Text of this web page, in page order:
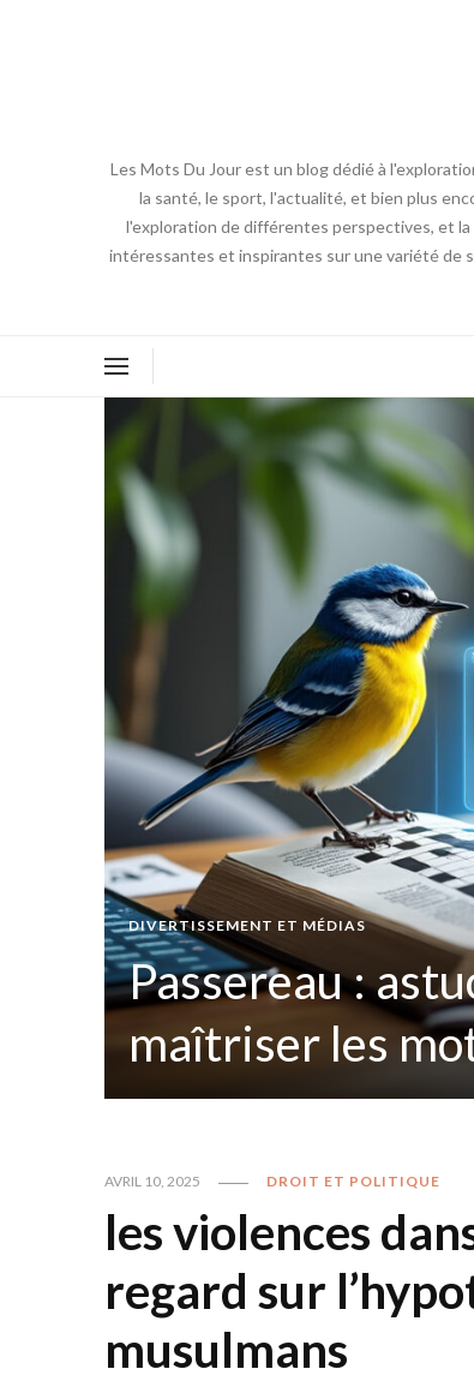
Les Mots Du Jour est un blog dédié à
la santé, le sport, l'actualité, et bien plus
l'exploration de différentes perspectives, et
intéressantes et inspirantes sur une variété de
DIVERTISSEMENT ET MÉDIAS
Passereau :
maîtriser les
AVRIL 10, 2025 DROIT ET POLITIQUE
les violences
regard sur
musulmans